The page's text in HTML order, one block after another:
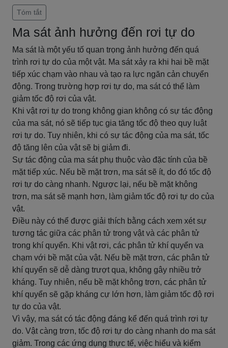
Tóm tắt
Ma sát ảnh hưởng đến rơi tự do
Ma sát là một yếu tố quan trọng ảnh hưởng đến quá
trình rơi tự do của một vật. Ma sát xảy ra khi hai bề mặt
tiếp xúc chạm vào nhau và tạo ra lực ngăn cản chuyển
động. Trong trường hợp rơi tự do, ma sát có thể làm
giảm tốc độ rơi của vật.
Khi vật rơi tự do trong không gian không có sự tác động
của ma sát, nó sẽ tiếp tục gia tăng tốc độ theo quy luật
rơi tự do. Tuy nhiên, khi có sự tác động của ma sát, tốc
độ tăng lên của vật sẽ bị giảm đi.
Sự tác động của ma sát phụ thuộc vào đặc tính của bề
mặt tiếp xúc. Nếu bề mặt trơn, ma sát sẽ ít, do đó tốc độ
rơi tự do càng nhanh. Ngược lại, nếu bề mặt không
trơn, ma sát sẽ mạnh hơn, làm giảm tốc độ rơi tự do của
vật.
Điều này có thể được giải thích bằng cách xem xét sự
tương tác giữa các phân tử trong vật và các phân tử
trong khí quyển. Khi vật rơi, các phân tử khí quyển va
chạm với bề mặt của vật. Nếu bề mặt trơn, các phân tử
khí quyển sẽ dễ dàng trượt qua, không gây nhiều trở
kháng. Tuy nhiên, nếu bề mặt không trơn, các phân tử
khí quyển sẽ gặp kháng cự lớn hơn, làm giảm tốc độ rơi
tự do của vật.
Vì vậy, ma sát có tác động đáng kể đến quá trình rơi tự
do. Vật càng trơn, tốc độ rơi tự do càng nhanh do ma sát
giảm. Trong các ứng dụng thực tế, việc hiểu và kiểm